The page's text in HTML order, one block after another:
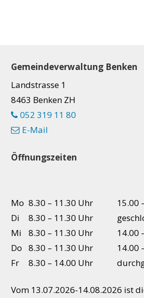
Footer
Gemeindeverwaltung Benken
Landstrasse 1
8463 Benken ZH
052 319 11 80
E-Mail
Öffnungszeiten
Mo 8.30 – 11.30 Uhr
15.00
Di
8.30 – 11.30 Uhr
Mi
8.30 – 11.30 Uhr
14.00
Do
8.30 – 11.30 Uhr
14.00
Fr
8.30 – 14.00 Uhr
Vom 13.07.2026-14.08.2026 ist